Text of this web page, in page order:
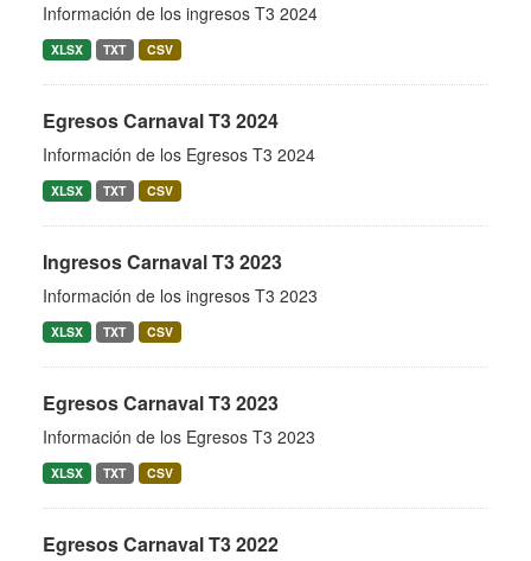
Información de los ingresos T3 2024
XLSX TXT CSV
Egresos Carnaval T3 2024
Información de los Egresos T3 2024
XLSX TXT CSV
Ingresos Carnaval T3 2023
Información de los ingresos T3 2023
XLSX TXT CSV
Egresos Carnaval T3 2023
Información de los Egresos T3 2023
XLSX TXT CSV
Egresos Carnaval T3 2022